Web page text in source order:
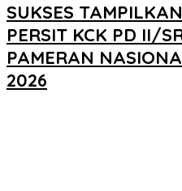
SUKSES
PERSIT KCK PD II/
PAMERAN
2026